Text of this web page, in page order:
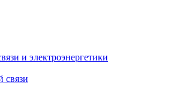
и электроэнергетики
связи